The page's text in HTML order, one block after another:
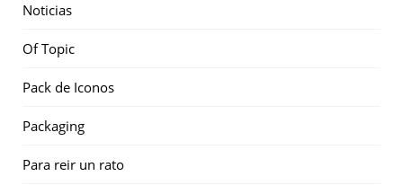
Noticias
Of Topic
Pack de Iconos
Packaging
Para reir un rato